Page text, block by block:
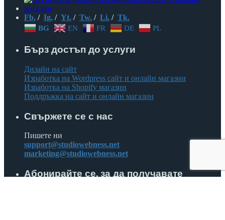
Fb. / Ig. / Yt. / Tw. / Li. / Tk.
BG EN FR DE PL
Бърз достъп до услуги
Дизайн на сайт
Изработка на Wordpress сайт и онлайн магазин
Изработка на Shopify магазин
Поддръжка на сайт и онлайн магазин
Свържете се с нас
Пишете ни
support@studiowebness.net
marketing@studiowebness.net
Абонирайте се, за да получавате